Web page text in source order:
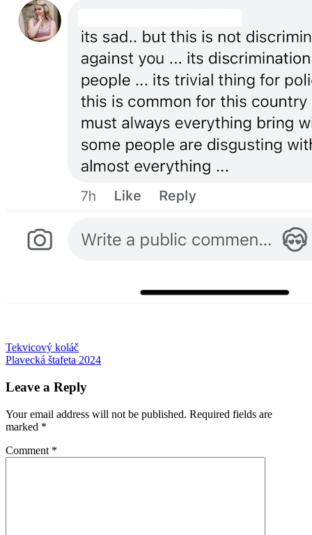
feministickéiná
kultúraknižnicaSlovensko
Post
navigation
Previous
Post:
Tekvicový koláč
Next
Plavecká štafeta 2024
Leave a Reply
Your email address will not be published. Required fields are
marked *
Comment *